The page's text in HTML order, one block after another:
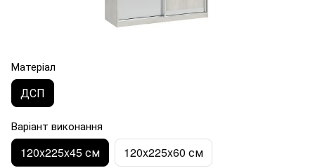
Матеріал
ДСП
Варіант виконання
120x225x45 см 120x225x60 см